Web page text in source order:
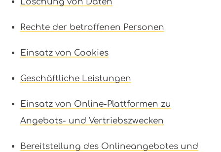
Rechte der betroffenen Personen
Einsatz von Cookies
Geschäftliche Leistungen
Einsatz von Online-Plattformen zu
Angebots- und Vertriebszwecken
Bereitstellung des Onlineangebotes und